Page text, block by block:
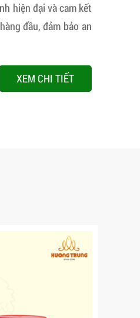
hiện đại và cam kết
đầu, đảm bảo an
XEM CHI TIẾT